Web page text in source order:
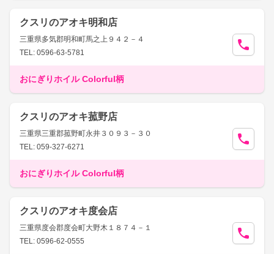
クスリのアオキ明和店
三重県多気郡明和町馬之上９４２－４
TEL: 0596-63-5781
おにぎりホイル Colorful柄
クスリのアオキ菰野店
三重県三重郡菰野町永井３０９３－３０
TEL: 059-327-6271
おにぎりホイル Colorful柄
クスリのアオキ度会店
三重県度会郡度会町大野木１８７４－１
TEL: 0596-62-0555